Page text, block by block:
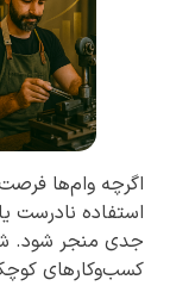
اگرچه وام‌ها
استفاده نادرست
جدی منجر شود.
کسب‌وکارهای